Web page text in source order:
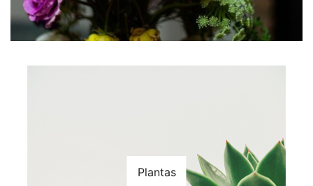
Plantas